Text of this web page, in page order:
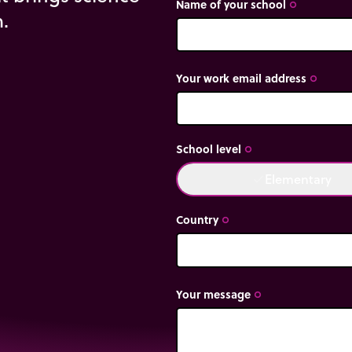
Name of your school trip_origin
Your work email address trip_origin
School level trip_origin
Country trip_origin
Your message trip_origin